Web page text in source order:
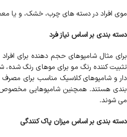
موی افراد در دسته های چرب، خشک، و یا
دسته بندی بر اساس نیاز فرد
برای مثال شامپوهای حجم دهنده برای
تثبیت کننده رنگ مو برای موهای رنگ شده،
دار و شامپوهای کلاسیک مناسب برای مصرف
بندی هستند. همچنین شامپوهایی مخصوص
می شوند.
دسته بندی بر اساس میزان پاک کنندگی